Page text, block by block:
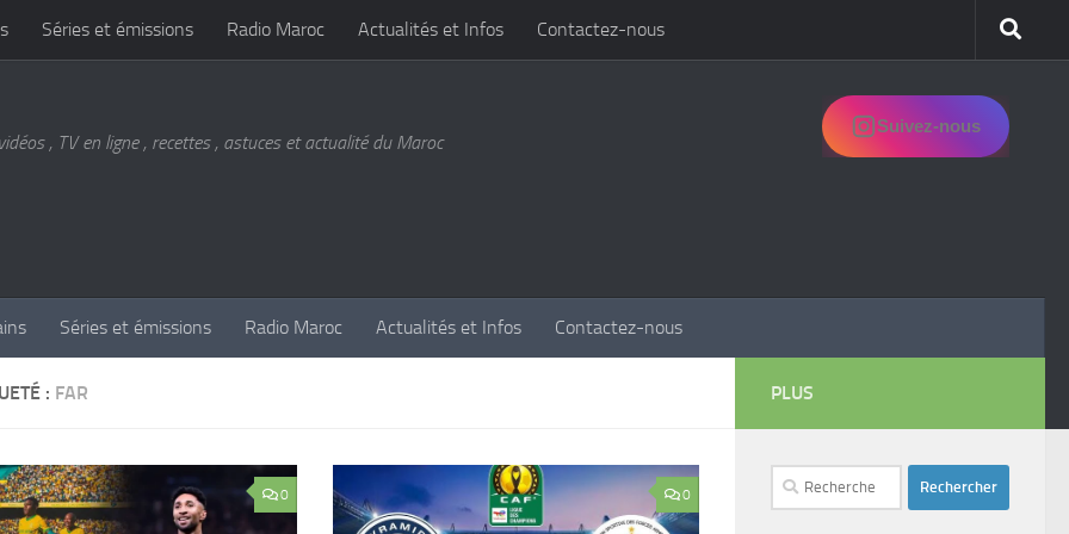
Séries et émissions Radio Maroc Actualités et Infos Contactez-nous
, TV en ligne , recettes , astuces et actualité du Maroc
Suivez-nous
Séries et émissions Radio Maroc Actualités et Infos Contactez-nous
: FAR
0 0
PLUS
Rechercher :